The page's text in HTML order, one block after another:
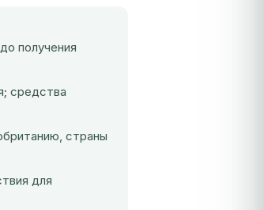
получения
средства
страны
для